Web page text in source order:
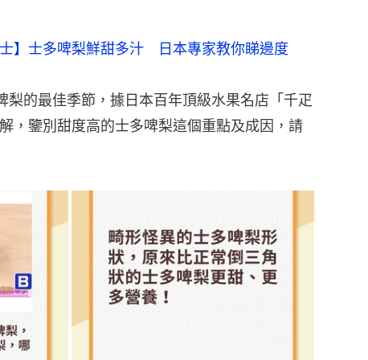
士】士多啤梨鮮甜多汁　日本專家教你睇邊度
梨的最佳季節，據日本百年頂級水果名店「千疋
，鑒別甜度高的士多啤梨這個重點及成因，請